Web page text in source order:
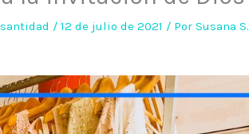
santidad /12 de julio de 2021 / PorSusana S.